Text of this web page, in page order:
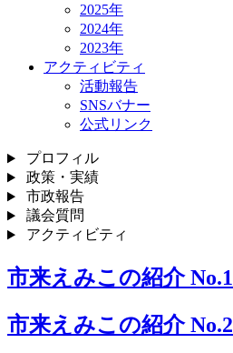
2025年
2024年
2023年
アクティビティ
活動報告
SNSバナー
公式リンク
プロフィル
政策・実績
市政報告
議会質問
アクティビティ
市来えみこの紹介 No.1
市来えみこの紹介 No.2